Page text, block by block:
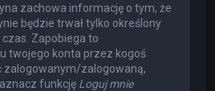
zachowa informację o tym, że
będzie trwał tylko określony
Zapobiega to
twojego konta przez kogoś
zalogowanym/zalogowaną,
funkcję Loguj mnie